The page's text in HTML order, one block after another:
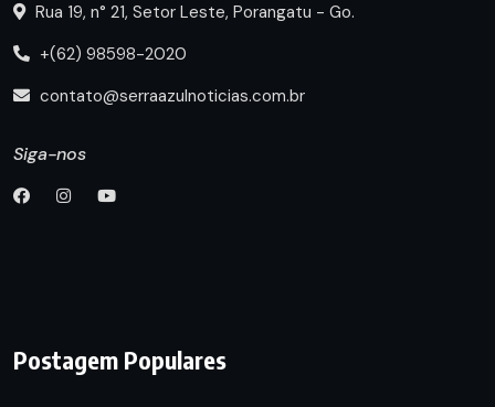
Rua 19, n° 21, Setor Leste, Porangatu - Go.
+(62) 98598-2020
contato@serraazulnoticias.com.br
Siga-nos
Postagem Populares